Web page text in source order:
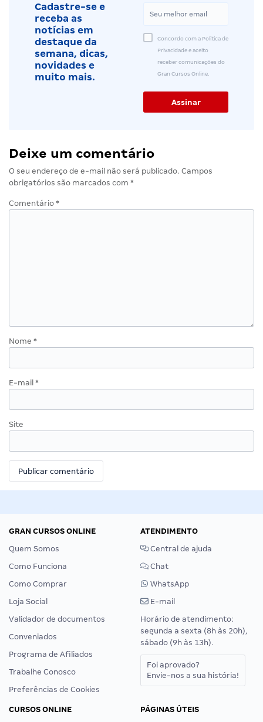
Cadastre-se e
receba as
notícias em
destaque da
semana, dicas,
novidades e
muito mais.
Concordo com a Política de
Privacidade e aceito
receber comunicações do
Gran Cursos Online.
Deixe um comentário
O seu endereço de e-mail não será publicado. Campos
obrigatórios são marcados com *
Comentário *
Nome *
E-mail *
Site
GRAN CURSOS ONLINE
Quem Somos
Como Funciona
Como Comprar
Loja Social
Validador de documentos
Conveniados
Programa de Afiliados
Trabalhe Conosco
Preferências de Cookies
ATENDIMENTO
Central de ajuda
Chat
WhatsApp
E-mail
Horário de atendimento:
segunda a sexta (8h às 20h),
sábado (9h às 13h).
Foi aprovado?
Envie-nos a sua história!
CURSOS ONLINE
PÁGINAS ÚTEIS